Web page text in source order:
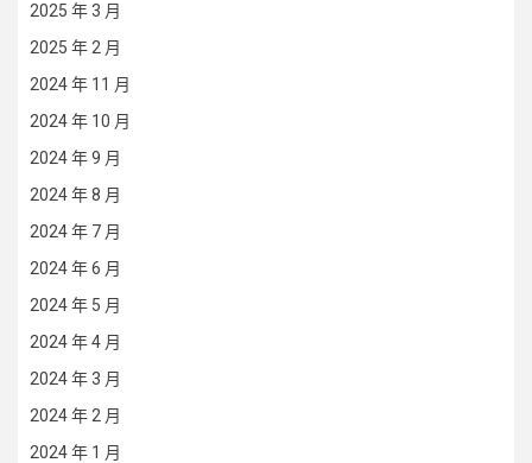
2025 年 3 月
2025 年 2 月
2024 年 11 月
2024 年 10 月
2024 年 9 月
2024 年 8 月
2024 年 7 月
2024 年 6 月
2024 年 5 月
2024 年 4 月
2024 年 3 月
2024 年 2 月
2024 年 1 月